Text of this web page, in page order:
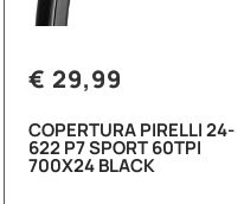
€ 29,99
COPERTURA PIRELLI 24-
622 P7 SPORT 60TPI
700X24 BLACK